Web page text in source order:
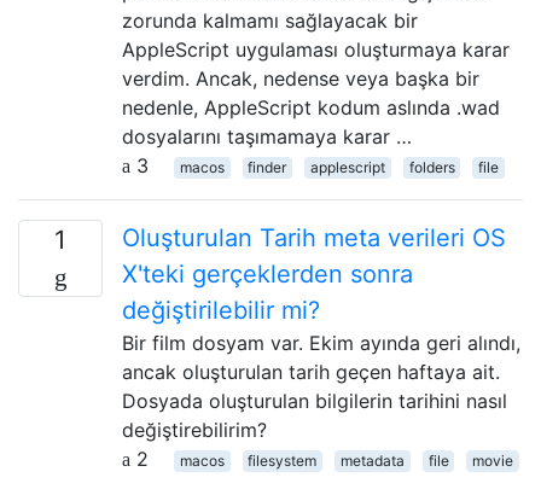
zorunda kalmamı sağlayacak bir
AppleScript uygulaması oluşturmaya karar
verdim. Ancak, nedense veya başka bir
nedenle, AppleScript kodum aslında .wad
dosyalarını taşımamaya karar …
3
macos finder applescript folders file
1
Oluşturulan Tarih meta verileri OS
X'teki gerçeklerden sonra
değiştirilebilir mi?
Bir film dosyam var. Ekim ayında geri alındı,
ancak oluşturulan tarih geçen haftaya ait.
Dosyada oluşturulan bilgilerin tarihini nasıl
değiştirebilirim?
2
macos filesystem metadata file movie